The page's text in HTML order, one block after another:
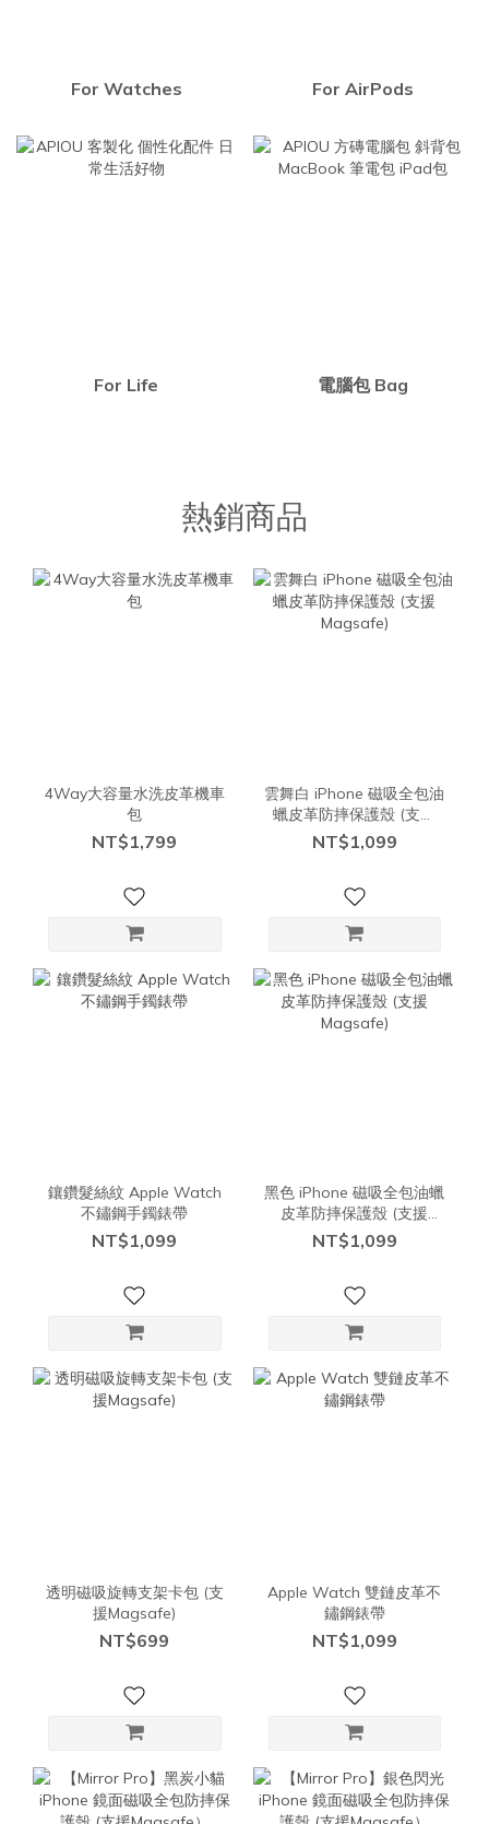
For Watches For AirPods
For Life 電腦包 Bag
熱銷商品
4Way大容量水洗皮革機車
包
NT$1,799
雲舞白 iPhone 磁吸全包油
蠟皮革防摔保護殼 (支援
Magsafe)
NT$1,099
鑲鑽髮絲紋 Apple Watch
不鏽鋼手鐲錶帶
NT$1,099
黑色 iPhone 磁吸全包油蠟
皮革防摔保護殼 (支援
Magsafe)
NT$1,099
透明磁吸旋轉支架卡包 (支
援Magsafe)
NT$699
Apple Watch 雙鏈皮革不
鏽鋼錶帶
NT$1,099